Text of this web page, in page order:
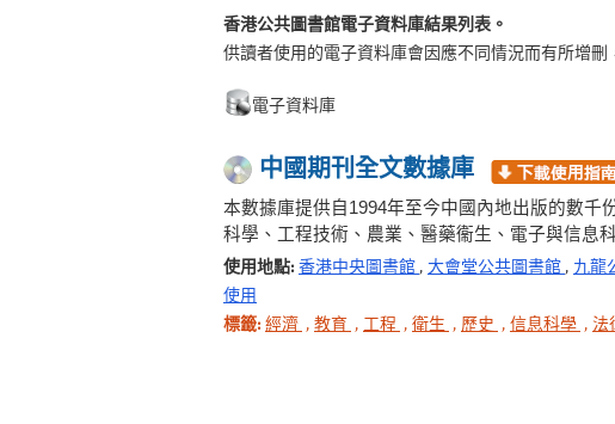
香港公共圖書館電子資料庫結果列表。
供讀者使用的電子資料庫會因應不同情況而有所增刪
電子資料庫
中國期刊全文數據庫
本數據庫提供自1994年至今中國內地出版的數千
科學、工程技術、農業、醫藥衞生、電子與信息
使用地點: 香港中央圖書館 , 大會堂公共圖書館 , 九龍
使用
標籤: 經濟 , 教育 , 工程 , 衛生 , 歷史 , 信息科學 , 法